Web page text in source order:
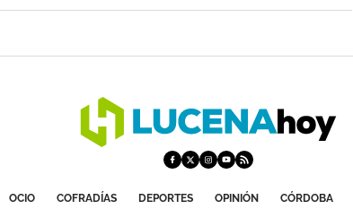
OCIO COFRADÍAS DEPORTES OPINIÓN CÓRDOBA